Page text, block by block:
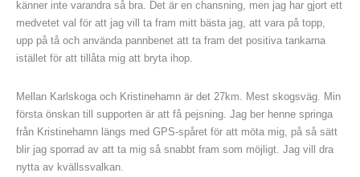
känner inte varandra så bra. Det är en chansning, men jag har gjort ett
medvetet val för att jag vill ta fram mitt bästa jag, att vara på topp,
upp på tå och använda pannbenet att ta fram det positiva tankarna
istället för att tillåta mig att bryta ihop.
Mellan Karlskoga och Kristinehamn är det 27km. Mest skogsväg. Min
första önskan till supporten är att få pejsning. Jag ber henne springa
från Kristinehamn längs med GPS-spåret för att möta mig, på så sätt
blir jag sporrad av att ta mig så snabbt fram som möjligt. Jag vill dra
nytta av kvällssvalkan.